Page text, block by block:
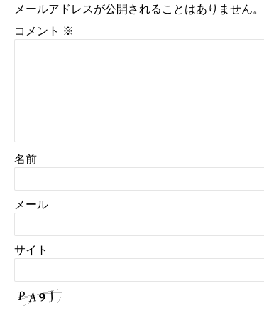
メールアドレスが公開されることはありません。
コメント ※
名前
メール
サイト